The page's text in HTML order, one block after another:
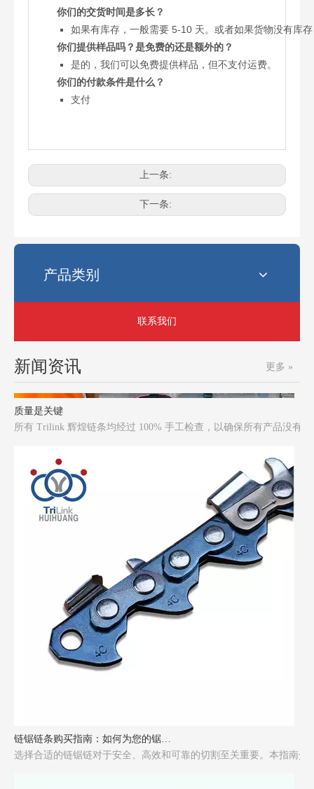
你们的交货时间是多长？
如果有库存，一般需要 5-10 天。或者如果货物没有库
你们提供样品吗？是免费的还是额外的？
是的，我们可以免费提供样品，但不支付运费。
你们的付款条件是什么？
支付
上一条:
下一条:
产品类别
联系我们
新闻资讯 更多 »
电锯最常见的链条尺寸是多少？
选择正确的链锯链条尺寸可能会令人困惑。使用错误的链条会影响
所有 Trilink 辉煌链条均经过 100% 手工检查，以确保所有产品没有
选择合适的链锯链对于安全、高效和可靠的切割至关重要。本指南